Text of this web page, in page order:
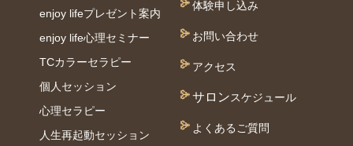
enjoy lifeプレゼント案内
enjoy life心理セミナー
TCカラーセラピー
個⼈セッション
⼼理セラピー
人生再起動セッション
体験申し込み
お問い合わせ
アクセス
サロンスケジュール
よくあるご質問